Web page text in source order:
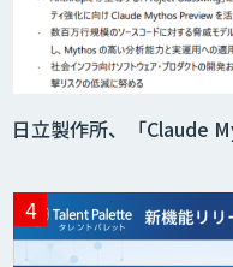
AI価
日立製作所、「Claude